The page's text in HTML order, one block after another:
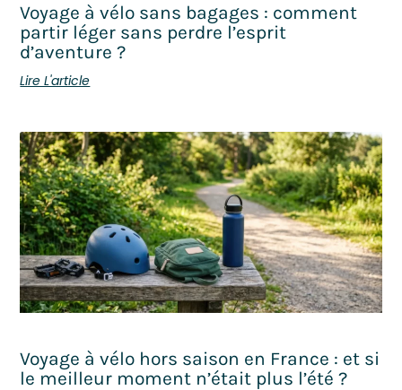
Voyage à vélo sans bagages : comment
partir léger sans perdre l’esprit
d’aventure ?
Lire L'article
Voyage à vélo hors saison en France : et si
le meilleur moment n’était plus l’été ?